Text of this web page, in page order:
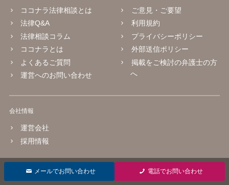
メールでお問い合わせ 電話でお問い合わせ
ココナラ法律相談とは
法律Q&A
法律相談コラム
ココナラとは
よくあるご質問
運営へのお問い合わせ
ご意見・ご要望
利用規約
プライバシーポリシー
外部送信ポリシー
掲載をご検討の弁護士の方
へ
会社情報
運営会社
採用情報